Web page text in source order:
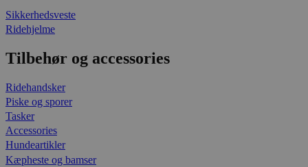
Sikkerhedsveste
Ridehjelme
Tilbehør og accessories
Ridehandsker
Piske og sporer
Tasker
Accessories
Hundeartikler
Kæpheste og bamser